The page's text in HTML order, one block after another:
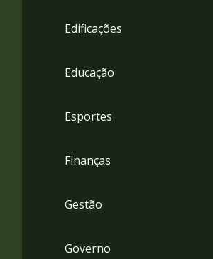
Edificações
Educação
Esportes
Finanças
Gestão
Governo